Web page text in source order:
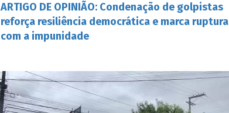
ARTIGO DE OPINIÃO: Condenação de golpistas
reforça resiliência democrática e marca ruptura
com a impunidade